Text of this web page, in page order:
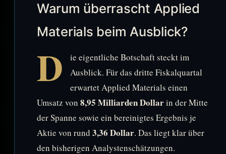
Warum überrascht Applied
Materials beim Ausblick?
D
ie eigentliche Botschaft steckt im
Ausblick. Für das dritte Fiskalquartal
erwartet Applied Materials einen
Umsatz von 8,95 Milliarden Dollarin der Mitte
der Spanne sowie ein bereinigtes Ergebnis je
Aktie von rund 3,36 Dollar. Das liegt klar über
den bisherigen Analystenschätzungen.